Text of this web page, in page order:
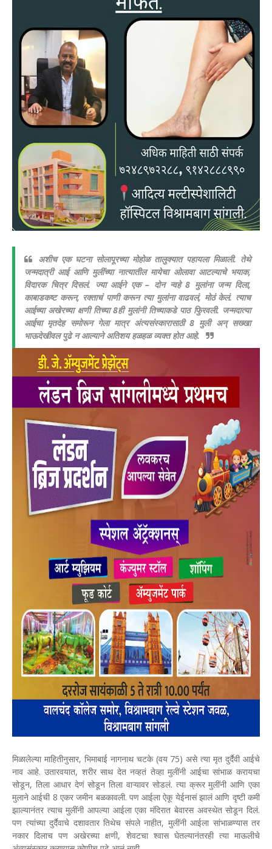
अशीच एक घटना सोलापूरच्या मोहोळ तालुक्यात पहायला मिळाली. तेथे
जन्मदात्री आई आणि मुलींच्या नात्यातील मायेचा ओलावा आटल्याचे भयाक,
विदारक चित्र दिसलं. ज्या आईने एक – दोन न्वहे 8 मुलांना जन्म दिला,
काबाडकष्ट करून, रक्ताचं पाणी करून त्या मुलांना वाढवलं, मोठं केलं. त्याच
आईच्या अखेरच्या क्षणी तिच्या 8ही मुलांनी तिच्याकडे पाठ फिुरवली. जन्मदात्या
आईचा मृतदेह समोरून गेला मात्र अंत्यसंस्कारासाठी 8 मुली अन् सख्खा
भाऊदेखीवल पुढे न आल्याने अतिशय हळहळ व्यक्त होत आहे.
मिळालेल्या माहितीनुसार, भिमाबाई नागनाथ चटके (वय 75) असे त्या मृत दुर्दैवी आईचे
नाव आहे. उतारवयात, शरीर साथ देत नव्हतं तेव्हा मुलींनी आईचा सांभाळ करायचा
सोडून, तिला आधार देणं सोडून तिला वाऱ्यावर सोडलं. त्या क्रूर मुलींनी आणि एका
मुलाने आईची 8 एकर जमीन बळकावली. पण आईला ऐकू येईनासं झालं आणि दृष्टी कमी
झाल्यानंतर त्याच मुलींनी आपल्या आईला एका मंदिरात बेवारस अवस्थेत सोडून दिलं.
पण त्यांच्या दुर्दैवाचे दशावतार तिथेच संपले नाहीत, मुलींनी आईला सांभाळण्यास तर
नकार दिलाच पण अखेरच्या क्षणी, शेवटचा श्वास घेतल्यानंतरही त्या माऊलीचे